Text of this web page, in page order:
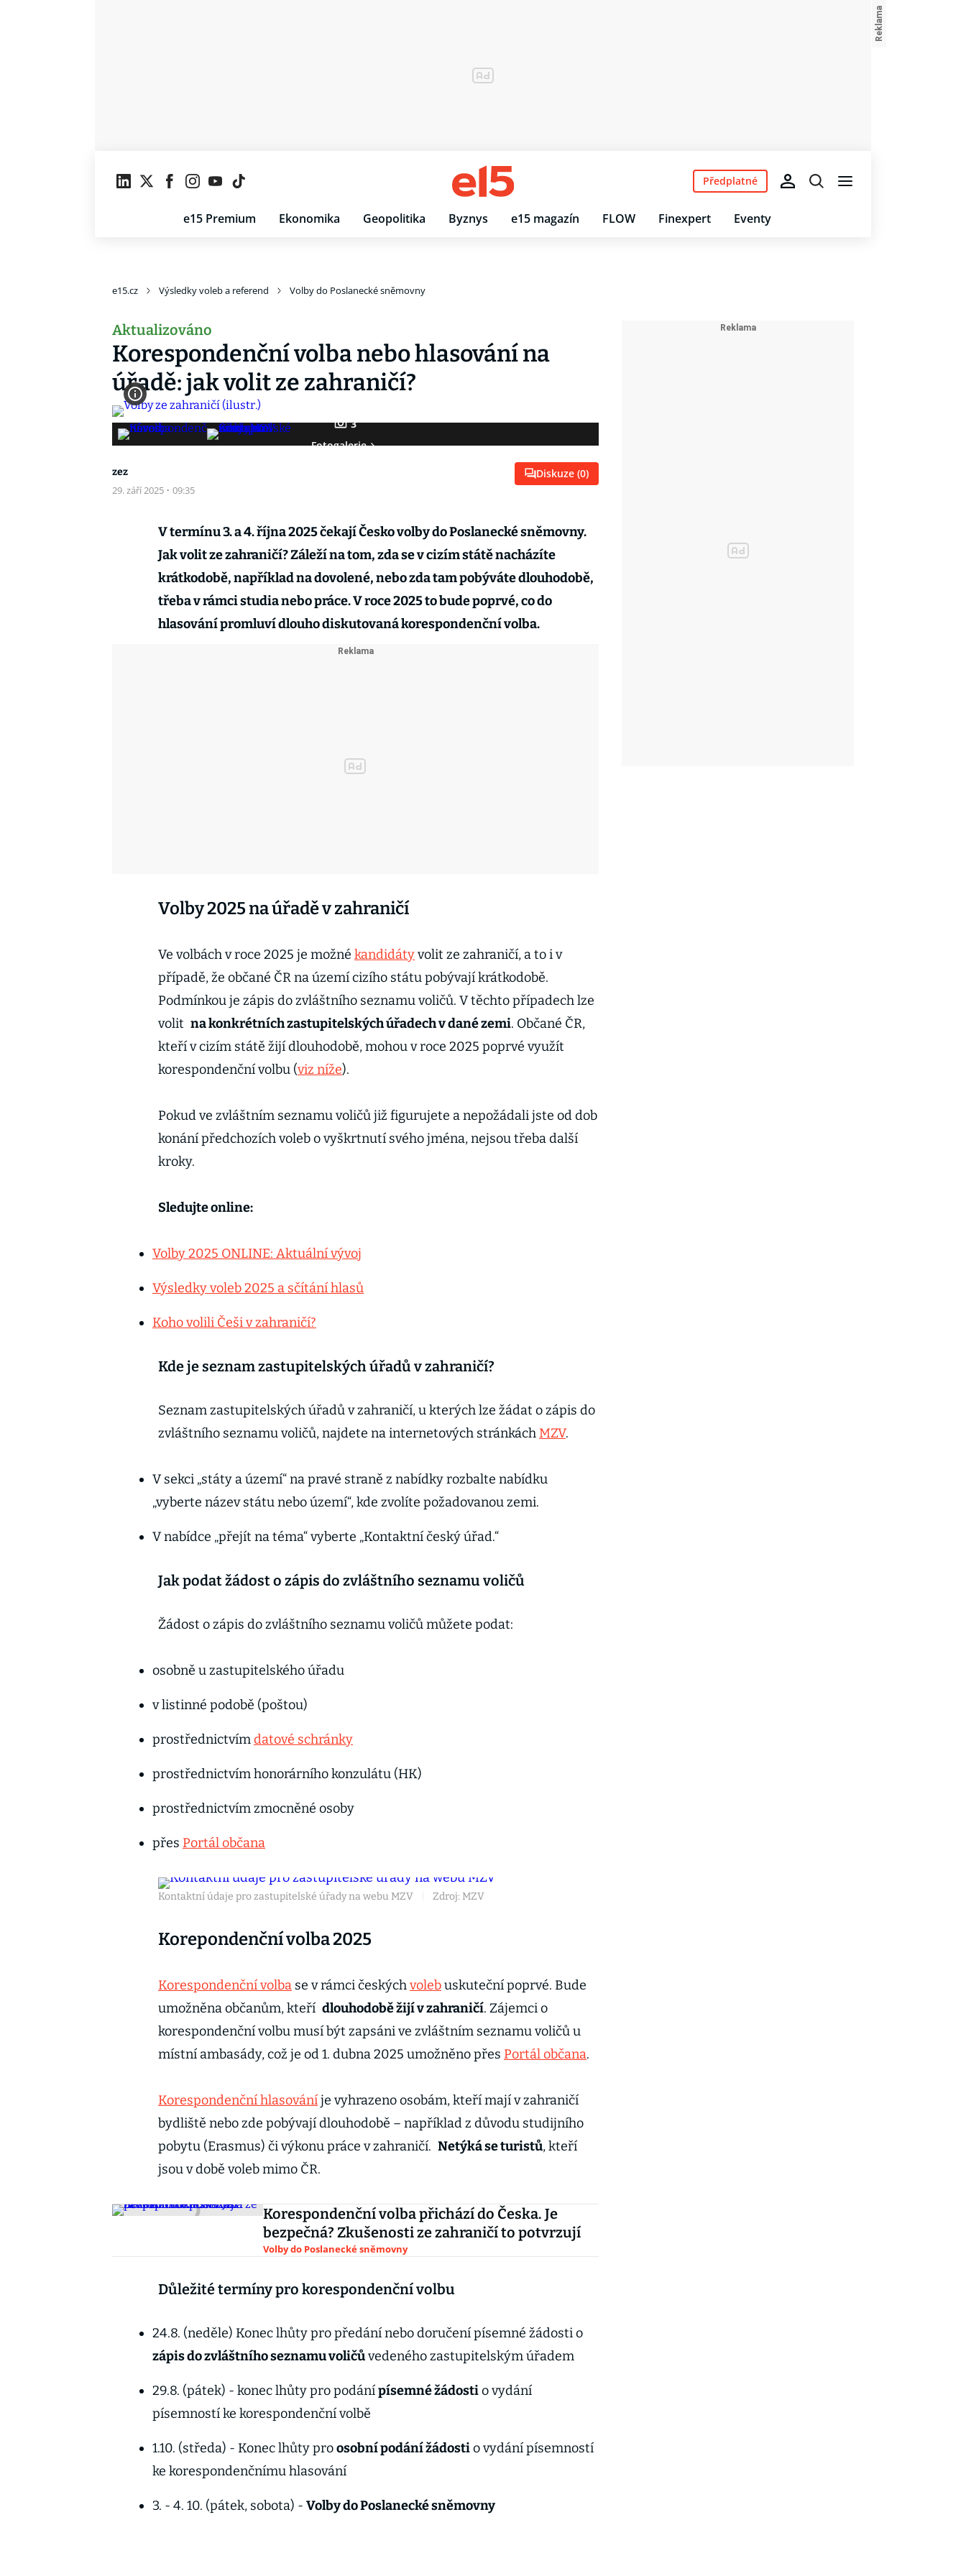
e15 Premium Ekonomika Geopolitika Byznys e15 magazín FLOW Finexpert Eventy
Předplatné
e15.cz Výsledky voleb a referend Volby do Poslanecké sněmovny
Aktualizováno
Korespondenční volba nebo hlasování na
úřadě: jak volit ze zahraničí?
3
Fotogalerie
zez
29. září 2025 · 09:35
Diskuze (0)
V termínu 3. a 4. října 2025 čekají Česko volby do Poslanecké sněmovny.
Jak volit ze zahraničí? Záleží na tom, zda se v cizím státě nacházíte
krátkodobě, například na dovolené, nebo zda tam pobýváte dlouhodobě,
třeba v rámci studia nebo práce. V roce 2025 to bude poprvé, co do
hlasování promluví dlouho diskutovaná korespondenční volba.
Volby 2025 na úřadě v zahraničí
Ve volbách v roce 2025 je možné kandidátyvolit ze zahraničí, a to i v
případě, že občané ČR na území cizího státu pobývají krátkodobě.
Podmínkou je zápis do zvláštního seznamu voličů. V těchto případech lze
volit na konkrétních zastupitelských úřadech v dané zemi. Občané ČR,
kteří v cizím státě žijí dlouhodobě, mohou v roce 2025 poprvé využít
korespondenční volbu (viz níže).
Pokud ve zvláštním seznamu voličů již figurujete a nepožádali jste od dob
konání předchozích voleb o vyškrtnutí svého jména, nejsou třeba další
kroky.
Sledujte online:
Volby 2025 ONLINE: Aktuální vývoj
Výsledky voleb 2025 a sčítání hlasů
Koho volili Češi v zahraničí?
Kde je seznam zastupitelských úřadů v zahraničí?
Seznam zastupitelských úřadů v zahraničí, u kterých lze žádat o zápis do
zvláštního seznamu voličů, najdete na internetových stránkách MZV.
V sekci „státy a území“ na pravé straně z nabídky rozbalte nabídku
„vyberte název státu nebo území“, kde zvolíte požadovanou zemi.
V nabídce „přejít na téma“ vyberte „Kontaktní český úřad.“
Jak podat žádost o zápis do zvláštního seznamu voličů
Žádost o zápis do zvláštního seznamu voličů můžete podat:
osobně u zastupitelského úřadu
v listinné podobě (poštou)
prostřednictvímdatové schránky
prostřednictvím honorárního konzulátu (HK)
prostřednictvím zmocněné osoby
přes Portál občana
Kontaktní údaje pro zastupitelské úřady na webu MZV Zdroj: MZV
Korepondenční volba 2025
Korespondenční volba se v rámci českýchvolebuskuteční poprvé. Bude
umožněna občanům, kteří dlouhodobě žijí v zahraničí. Zájemci o
korespondenční volbu musí být zapsáni ve zvláštním seznamu voličů u
místní ambasády, což je od 1. dubna 2025 umožněno přes Portál občana.
Korespondenční hlasováníje vyhrazeno osobám, kteří mají v zahraničí
bydliště nebo zde pobývají dlouhodobě – například z důvodu studijního
pobytu (Erasmus) či výkonu práce v zahraničí. Netýká se turistů, kteří
jsou v době voleb mimo ČR.
Korespondenční volba přichází do Česka. Je
bezpečná? Zkušenosti ze zahraničí to potvrzují
Volby do Poslanecké sněmovny
Důležité termíny pro korespondenční volbu
24.8. (neděle) Konec lhůty pro předání nebo doručení písemné žádosti o
zápis do zvláštního seznamu voličůvedeného zastupitelským úřadem
29.8. (pátek) - konec lhůty pro podánípísemné žádostio vydání
písemností ke korespondenční volbě
1.10. (středa) - Konec lhůty proosobní podání žádostio vydání písemností
ke korespondenčnímu hlasování
3. - 4. 10. (pátek, sobota) - Volby do Poslanecké sněmovny